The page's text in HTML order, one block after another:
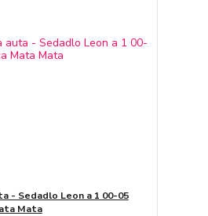
- Sedadlo Leon a 1 00-05
Mata